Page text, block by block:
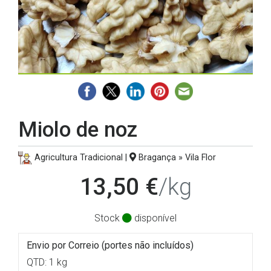
Miolo de noz
Agricultura Tradicional | Bragança » Vila Flor
13,50 €/kg
Stock disponível
Envio por Correio (portes não incluídos)
QTD: 1 kg